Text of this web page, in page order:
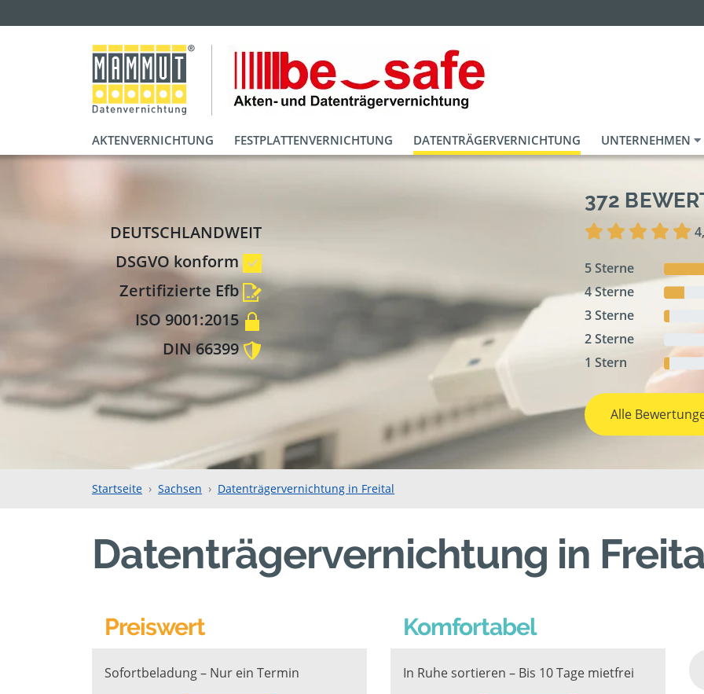
AKTENVERNICHTUNG FESTPLATTENVERNICHTUNG DATENTRÄGERVERNICHTUNG UNTERNEHMEN
DEUTSCHLANDWEIT
DSGVO konform
Zertifizierte Efb
ISO 9001:2015
DIN 66399
372
5 Sterne
4 Sterne
3 Sterne
2 Sterne
1 Stern
Alle
Startseite Sachsen Datenträgervernichtung in Freital
Datenträgervernichtung in
Preiswert
Sofortbeladung – Nur ein Termin
Komfortabel
In Ruhe sortieren – Bis 10 Tage mietfrei